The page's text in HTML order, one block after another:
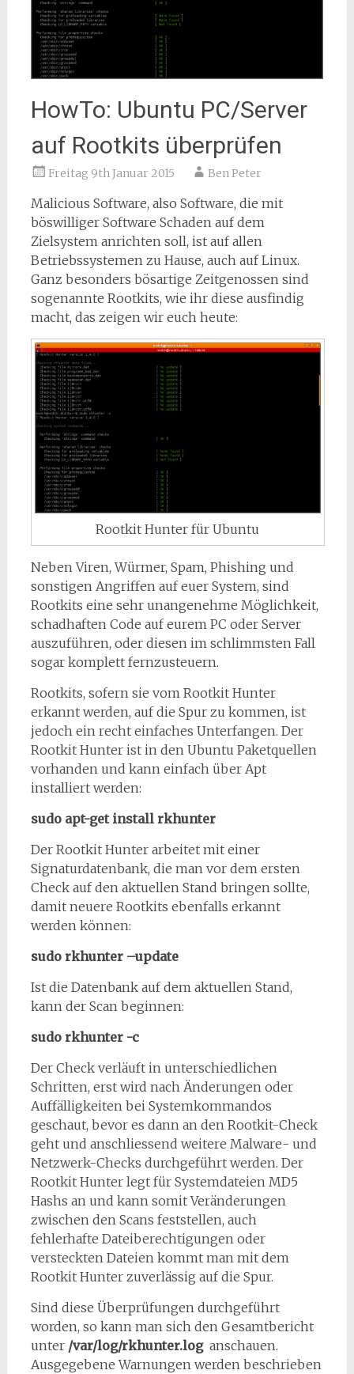
HowTo: Ubuntu PC/Server
auf Rootkits überprüfen
Freitag 9th Januar 2015 Ben Peter
Malicious Software, also Software, die mit
böswilliger Software Schaden auf dem
Zielsystem anrichten soll, ist auf allen
Betriebssystemen zu Hause, auch auf Linux.
Ganz besonders bösartige Zeitgenossen sind
sogenannte Rootkits, wie ihr diese ausfindig
macht, das zeigen wir euch heute:
Rootkit Hunter für Ubuntu
Neben Viren, Würmer, Spam, Phishing und
sonstigen Angriffen auf euer System, sind
Rootkits eine sehr unangenehme Möglichkeit,
schadhaften Code auf eurem PC oder Server
auszuführen, oder diesen im schlimmsten Fall
sogar komplett fernzusteuern.
Rootkits, sofern sie vom Rootkit Hunter
erkannt werden, auf die Spur zu kommen, ist
jedoch ein recht einfaches Unterfangen. Der
Rootkit Hunter ist in den Ubuntu Paketquellen
vorhanden und kann einfach über Apt
installiert werden:
sudo apt-get install rkhunter
Der Rootkit Hunter arbeitet mit einer
Signaturdatenbank, die man vor dem ersten
Check auf den aktuellen Stand bringen sollte,
damit neuere Rootkits ebenfalls erkannt
werden können:
sudo rkhunter –update
Ist die Datenbank auf dem aktuellen Stand,
kann der Scan beginnen:
sudo rkhunter -c
Der Check verläuft in unterschiedlichen
Schritten, erst wird nach Änderungen oder
Auffälligkeiten bei Systemkommandos
geschaut, bevor es dann an den Rootkit-Check
geht und anschliessend weitere Malware- und
Netzwerk-Checks durchgeführt werden. Der
Rootkit Hunter legt für Systemdateien MD5
Hashs an und kann somit Veränderungen
zwischen den Scans feststellen, auch
fehlerhafte Dateiberechtigungen oder
versteckten Dateien kommt man mit dem
Rootkit Hunter zuverlässig auf die Spur.
Sind diese Überprüfungen durchgeführt
worden, so kann man sich den Gesamtbericht
unter /var/log/rkhunter.loganschauen.
Ausgegebene Warnungen werden beschrieben